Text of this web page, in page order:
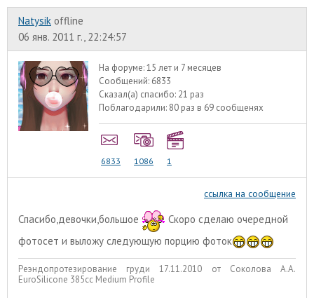
Natysik offline
06 янв. 2011 г., 22:24:57
На форуме:15 лет и 7 месяцев
Сообщений: 6833
Сказал(а) спасибо: 21 раз
Поблагодарили: 80 раз в 69 сообщенях
6833 1086 1
ссылка на сообщение
Спасибо,девочки,большое
Скоро сделаю очередной
фотосет и выложу следующую порцию фоток
Реэндопротезирование груди 17.11.2010 от Соколова А.А.
EuroSilicone 385сс Medium Profile